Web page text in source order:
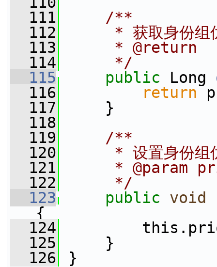
  111
    /**
  112
* 获取身份组
  113
     * @return
  114
     */
  115
public Long
  116
return
  117
}
  118
  119
    /**
  120
* 设置身份组
  121
* @param
  122
     */
  123
public void
{
  124
  125
}
  126
}